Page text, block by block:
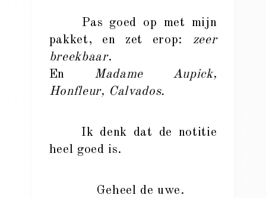
Pas goed op met mijn
pakket, en zet erop:
zeer
breekbaar.
En Madame Aupick,
Honfleur, Calvados.
Ik denk dat de notitie
heel goed is.
Geheel de uwe.